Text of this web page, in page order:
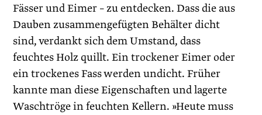
Fässer und Eimer – zu entdecken. Dass die aus
Dauben zusammengefügten Behälter dicht
sind, verdankt sich dem Umstand, dass
feuchtes Holz quillt. Ein trockener Eimer oder
ein trockenes Fass werden undicht. Früher
kannte man diese Eigenschaften und lagerte
Waschtröge in feuchten Kellern. »Heute muss